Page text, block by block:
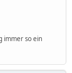
immer so ein